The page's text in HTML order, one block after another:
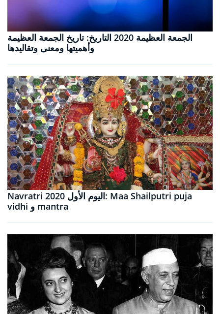
الجمعة العظيمة 2020 التاريخ: تاريخ الجمعة العظيمة
وأهميتها ومعنى وتقاليدها
Navratri 2020 اليوم الأول: Maa Shailputri puja
vidhi و mantra